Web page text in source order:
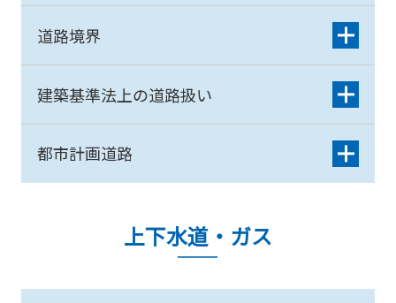
道路境界
建築基準法上の道路扱い
都市計画道路
上下水道・ガス